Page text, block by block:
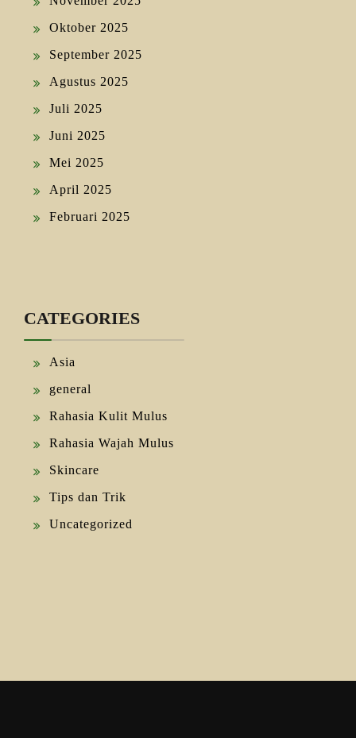
Oktober 2025
September 2025
Agustus 2025
Juli 2025
Juni 2025
Mei 2025
April 2025
Februari 2025
CATEGORIES
Asia
general
Rahasia Kulit Mulus
Rahasia Wajah Mulus
Skincare
Tips dan Trik
Uncategorized